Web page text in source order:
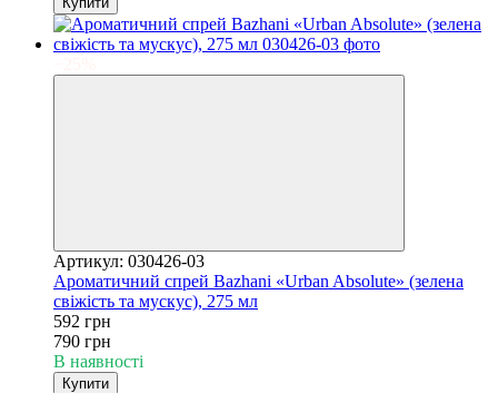
Артикул: 030426-03
Ароматичний спрей Bazhani «Urban Absolute» (зелена
свіжість та мускус), 275 мл
592 грн
790 грн
В наявності
Купити